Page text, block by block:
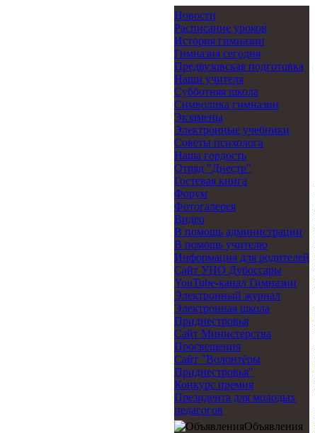
Новости
Расписание уроков
История гимназии
Гимназия сегодня
Предвузовская подготовка
Наши учителя
Субботняя школа
Символика гимназии
Экзамены
Электронные учебники
Советы психолога
Наша гордость
Отряд "Днестр"
Гостевая книга
Форум
Фотогалерея
Видео
В помощь администрации
В помощь учителю
Информация для родителей
Cайт УНО Дубоссары
YouTube-канал Гимназии
Электронный журнал
Электронная школа
Приднестровья
Сайт Министерства
Просвещения
Сайт "Волонтёры
Приднестровья"
Конкурс премия
Президента для молодых
педагогов
Объявления